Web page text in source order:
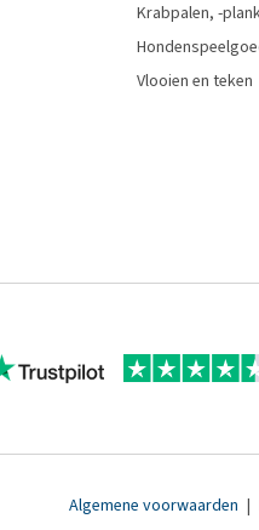
Krabpalen, -
Vlooien en teken
Algemene voorwaarden |